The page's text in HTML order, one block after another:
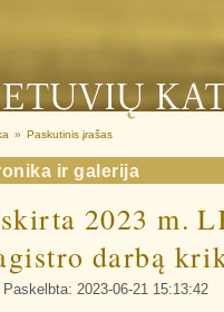
» Paskutinis įrašas
ir galerija
2023 m.
darbą
Paskelbta: 2023-06-21 15:13:42